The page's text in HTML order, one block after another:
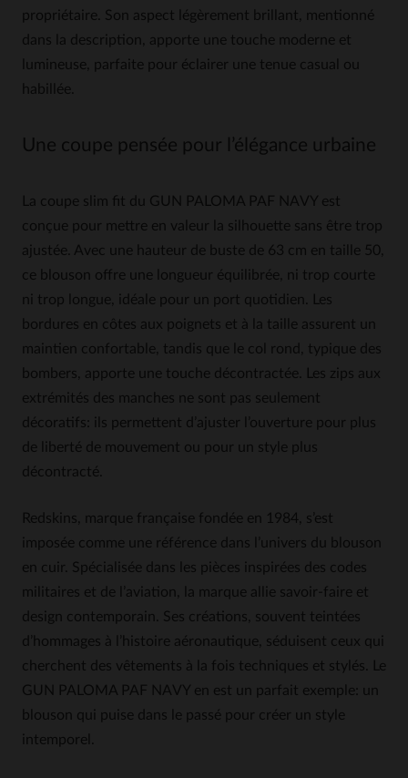
propriétaire. Son aspect légèrement brillant, mentionné
dans la description, apporte une touche moderne et
lumineuse, parfaite pour éclairer une tenue casual ou
habillée.
Une coupe pensée pour l’élégance urbaine
La coupe slim fit du GUN PALOMA PAF NAVY est
conçue pour mettre en valeur la silhouette sans être trop
ajustée. Avec une hauteur de buste de 63 cm en taille 50,
ce blouson offre une longueur équilibrée, ni trop courte
ni trop longue, idéale pour un port quotidien. Les
bordures en côtes aux poignets et à la taille assurent un
maintien confortable, tandis que le col rond, typique des
bombers, apporte une touche décontractée. Les zips aux
extrémités des manches ne sont pas seulement
décoratifs: ils permettent d’ajuster l’ouverture pour plus
de liberté de mouvement ou pour un style plus
décontracté.
Redskins, marque française fondée en 1984, s’est
imposée comme une référence dans l’univers du blouson
en cuir. Spécialisée dans les pièces inspirées des codes
militaires et de l’aviation, la marque allie savoir-faire et
design contemporain. Ses créations, souvent teintées
d’hommages à l’histoire aéronautique, séduisent ceux qui
cherchent des vêtements à la fois techniques et stylés. Le
GUN PALOMA PAF NAVY en est un parfait exemple: un
blouson qui puise dans le passé pour créer un style
intemporel.